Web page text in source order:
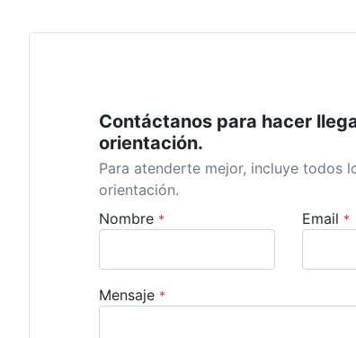
Contáctanos para hacer
orientación.
Para atenderte mejor, incluye todos
orientación.
Nombre * Email *
Mensaje *